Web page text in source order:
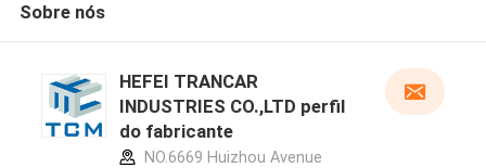
Sobre nós
HEFEI TRANCAR
INDUSTRIES CO.,LTD perfil
do fabricante
NO.6669 Huizhou Avenue